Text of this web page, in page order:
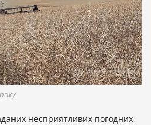
несприятливих погодних